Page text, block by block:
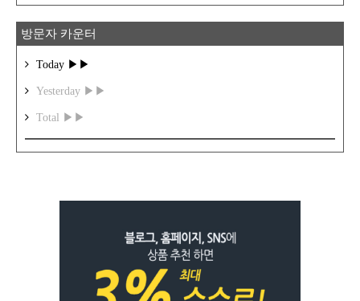
방문자 카운터
Today ▶▶
Yesterday ▶▶
Total ▶▶